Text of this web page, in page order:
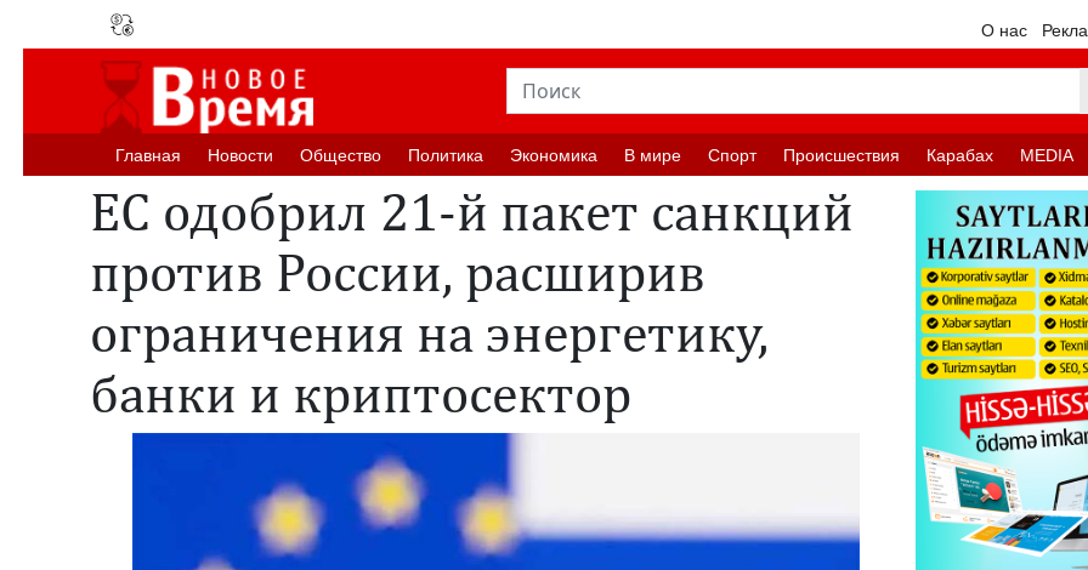
О нас
Главная Новости Oбщество Политика Экономика В мире Спорт Происшествия Карабах MEDIA
ЕС одобрил 21-й пакет санкций
против России, расширив
ограничения на энергетику,
банки и криптосектор